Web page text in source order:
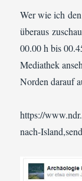
Wer wie ich
überaus
00.00 h bis
Mediathek
Norden darauf
https://
nach-